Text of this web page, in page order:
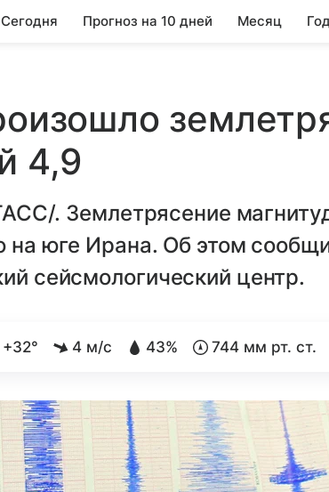
Сегодня Прогноз на 10 дней Месяц
4,9
. Землетрясение
на юге Ирана. Об этом
сейсмологический центр.
+32° 4 м/с 43% 744 мм рт. ст.